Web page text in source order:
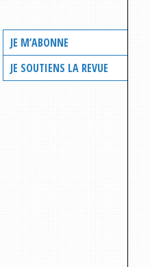
JE M’ABONNE
JE SOUTIENS LA REVUE